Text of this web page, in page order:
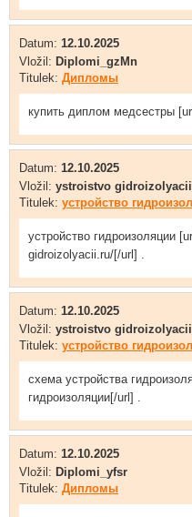
Datum: 12.10.2025
Vložil: Diplomi_gzMn
Titulek: Дипломы
купить диплом медсестры
Datum: 12.10.2025
Vložil: ystroistvo
Titulek: устройство
устройство гидроизоляции
gidroizolyacii.ru/[/url] .
Datum: 12.10.2025
Vložil: ystroistvo
Titulek: устройство
схема устройства
гидроизоляции[/url] .
Datum: 12.10.2025
Vložil: Diplomi_yfsr
Titulek: Дипломы